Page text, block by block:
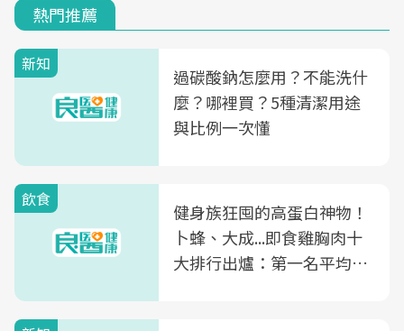
熱門推薦
新知
過碳酸鈉怎麼用？不能洗什
麼？哪裡買？5種清潔用途
與比例一次懂
飲食
健身族狂囤的高蛋白神物！
卜蜂、大成...即食雞胸肉十
大排行出爐：第一名平均一